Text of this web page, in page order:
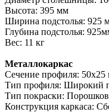
Высота: 395 мм
Ширина подстолья: 925
Глубина подстолья:
Вес: 11 кг
Металлокаркас
Сечение профиля: 50х25
Тип профиля: Широкий
Тип покраски:
Конструкция каркаса: